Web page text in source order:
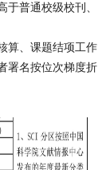
普通校级校刊、
算、课题结项工作
署名按位次梯度折